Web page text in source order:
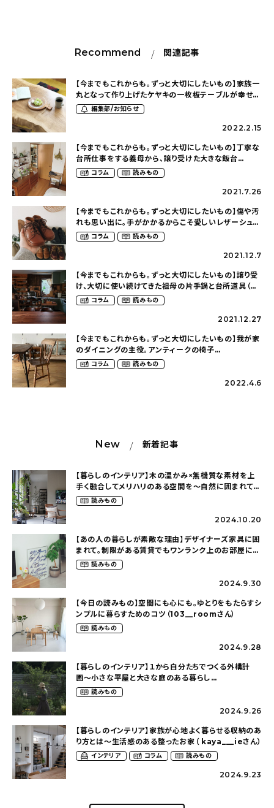
Recommend 関連記事
【今までもこれからも。ずっと大切にしたいもの】家族一
丸となって作り上げたケヤキの一枚板テーブルが幸せを
紡いで（cheerful.lifeさん）
編集部/お知らせ
2022.2.15
【今までもこれからも。ずっと大切にしたいもの】丁寧な
台所仕事をする義母から、譲り受けた大きな飯台
（kym_tableさん）
コラム 読みもの
2021.7.26
【今までもこれからも。ずっと大切にしたいもの】傷や汚
れも思い出に。手がかかるからこそ愛しいレザーシュー
ズ（_rie_mumof2さん）
コラム 読みもの
2021.12.7
【今までもこれからも。ずっと大切にしたいもの】譲り受
け、大切に使い続けてきた祖母の片手鍋と台所道具（
megu_2_さん）
コラム 読みもの
2021.12.27
【今までもこれからも。ずっと大切にしたいもの】我が家
のダイニングの主役。アンティークの椅子
（kumacokumaoさん）
コラム 読みもの
2022.4.6
New 新着記事
【暮らしのインテリア】木の温かみ×無機質な素材を上
手く融合してメリハリのある空間を〜自然に囲まれて暮
らす（ki_no_ieさん）
読みもの
2024.10.20
【あの人の暮らしが素敵な理由】デザイナーズ家具に囲
まれて。制限がある賃貸でもワンランク上のお部屋に〜
狭くても好きな暮らしのこと（_____chika708さん）
読みもの
2024.9.30
【今日の読みもの】空間にも心にも。ゆとりをもたらすシ
ンプルに暮らすためのコツ（103__roomさん）
読みもの
2024.9.28
【暮らしのインテリア】１から自分たちでつくる外構計
画〜小さな平屋と大きな庭のある暮らし
（tsumikiniwaさん）
読みもの
2024.9.26
【暮らしのインテリア】家族が心地よく暮らせる収納のあ
り方とは〜生活感のある整ったお家（ kaya___ieさん）
インテリア コラム 読みもの
2024.9.23